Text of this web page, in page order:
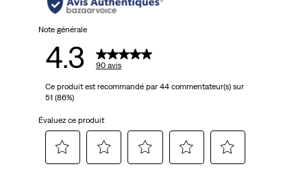
Note générale
4.3 90 avis
Ce produit est recommandé par 44 commentateur(s) sur
51 (86%)
Évaluez ce produit